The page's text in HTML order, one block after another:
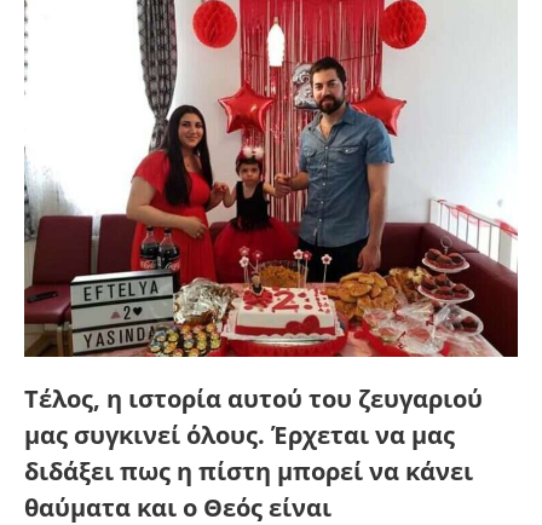
Τέλος, η ιστορία αυτού του ζευγαριού
μας συγκινεί όλους. Έρχεται να μας
διδάξει πως η πίστη μπορεί να κάνει
θαύματα και ο Θεός είναι